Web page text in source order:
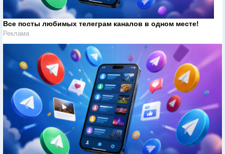
Все посты любимых телеграм каналов в одном месте!
Реклама